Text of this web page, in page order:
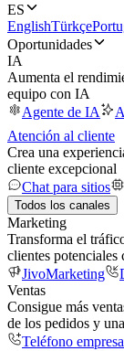
ES
EnglishTürkçe
Oportunidades
IA
Aumenta el
equipo con IA
Agente de IA
Atención al cliente
Crea una
cliente excepcional
Chat para sitios
Todos los canales
Marketing
Transforma el
clientes potenciales
JivoMarketing
Ventas
Consigue más
de los pedidos y
Teléfono